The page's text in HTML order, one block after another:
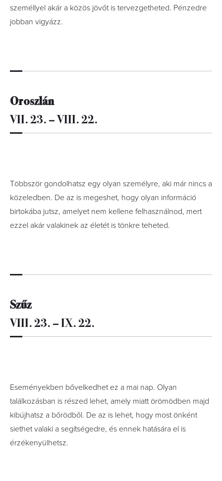
személlyel akár a közös jövőt is tervezgetheted. Pénzedre
jobban vigyázz.
Oroszlán
VII. 23. – VIII. 22.
Többször gondolhatsz egy olyan személyre, aki már nincs a
közeledben. De az is megeshet, hogy olyan információ
birtokába jutsz, amelyet nem kellene felhasználnod, mert
ezzel akár valakinek az életét is tönkre teheted.
Szűz
VIII. 23. – IX. 22.
Eseményekben bővelkedhet ez a mai nap. Olyan
találkozásban is részed lehet, amely miatt örömödben majd
kibújhatsz a bőrödből. De az is lehet, hogy most önként
siethet valaki a segítségedre, és ennek hatására el is
érzékenyülhetsz.